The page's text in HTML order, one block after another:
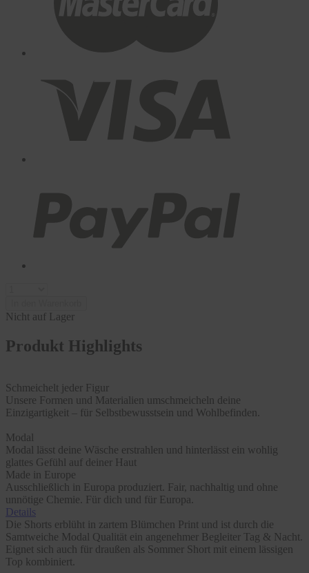
Nicht auf Lager
Produkt Highlights
Schmeichelt jeder Figur
Unsere Formen und Materialien umschmeicheln deine
Einzigartigkeit – für Selbstbewusstsein und Wohlbefinden.
Modal
Modal lässt deine Wäsche erstrahlen und hinterlässt ein wohlig
glattes Gefühl auf deiner Haut
Made in Europe
Ausschließlich in Europa produziert. Fair, nachhaltig und ohne
unnötige Chemie. Für dich und für Europa.
Details
Die Shorts erblüht in zartem Blümchen Print und ist durch die
Samtweiche Modal Qualität ein angenehmer Begleiter Tag & Nacht.
Eignet sich auch für draußen als Sommer Short mit einem lässigen
Top kombiniert.